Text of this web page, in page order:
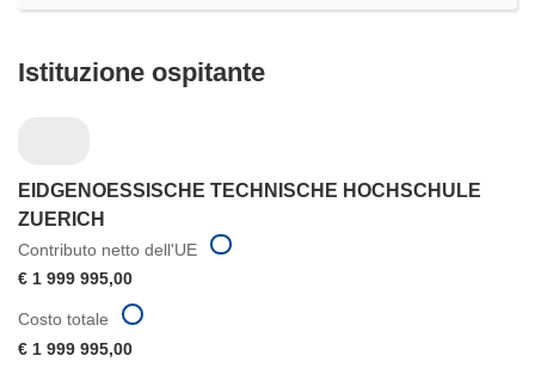
Istituzione ospitante
EIDGENOESSISCHE TECHNISCHE HOCHSCHULE
ZUERICH
Contributo netto dell'UE
€ 1 999 995,00
Costo totale
€ 1 999 995,00